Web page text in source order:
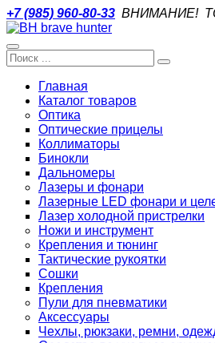
+7 (985) 960-80-33 ВНИМАНИЕ!
Главная
Каталог товаров
Оптика
Оптические прицелы
Коллиматоры
Бинокли
Дальномеры
Лазеры и фонари
Лазерные LED фонари и
Лазер холодной пристрелки
Ножи и инструмент
Крепления и тюнинг
Тактические рукоятки
Сошки
Крепления
Пули для пневматики
Аксессуары
Чехлы, рюкзаки, ремни,